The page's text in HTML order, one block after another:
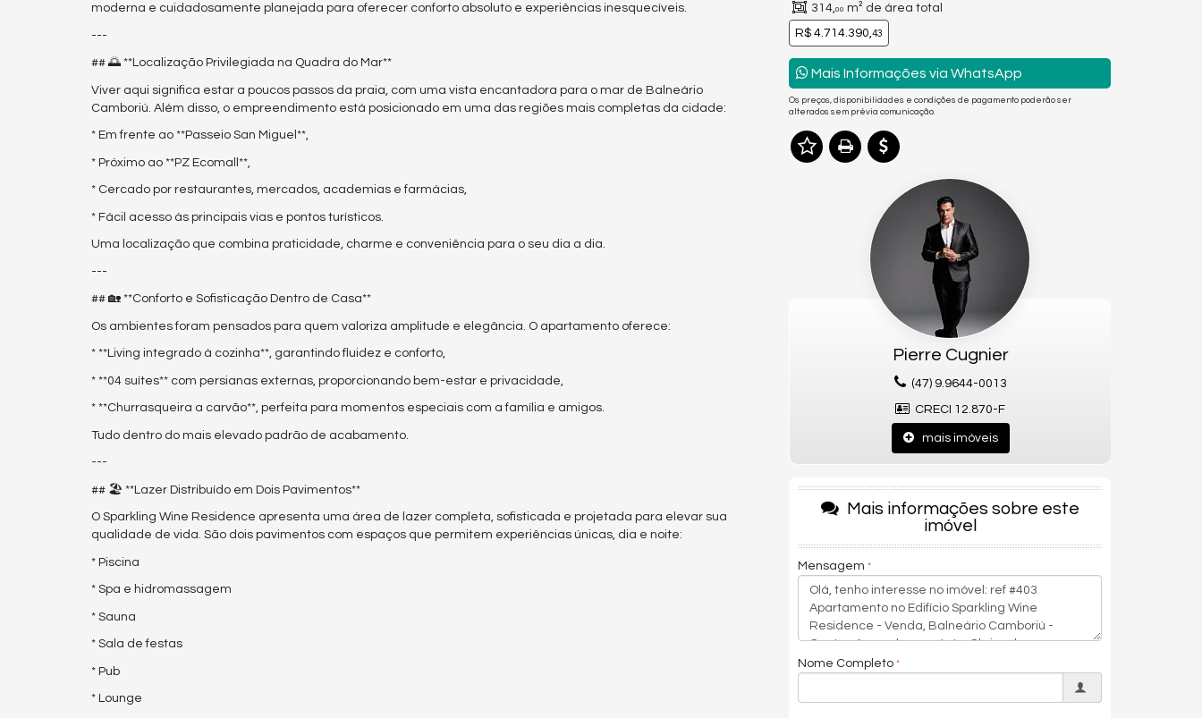
moderna e cuidadosamente planejada para oferecer conforto absoluto e experiências inesquecíveis.
---
## 🌅 **Localização Privilegiada na Quadra do Mar**
Viver aqui significa estar a poucos passos da praia, com uma vista encantadora para o mar de Balneário
Camboriú. Além disso, o empreendimento está posicionado em uma das regiões mais completas da cidade:
* Em frente ao **Passeio San Miguel**,
* Próximo ao **PZ Ecomall**,
* Cercado por restaurantes, mercados, academias e farmácias,
* Fácil acesso às principais vias e pontos turísticos.
Uma localização que combina praticidade, charme e conveniência para o seu dia a dia.
---
## 🏡 **Conforto e Sofisticação Dentro de Casa**
Os ambientes foram pensados para quem valoriza amplitude e elegância. O apartamento oferece:
* **Living integrado à cozinha**, garantindo fluidez e conforto,
* **04 suítes** com persianas externas, proporcionando bem-estar e privacidade,
* **Churrasqueira a carvão**, perfeita para momentos especiais com a família e amigos.
Tudo dentro do mais elevado padrão de acabamento.
---
## 🏖️ **Lazer Distribuído em Dois Pavimentos**
O Sparkling Wine Residence apresenta uma área de lazer completa, sofisticada e projetada para elevar sua
qualidade de vida. São dois pavimentos com espaços que permitem experiências únicas, dia e noite:
* Piscina
* Spa e hidromassagem
* Sauna
* Sala de festas
* Pub
* Lounge
314,00 m² de área total
R$ 4.714.390,43
Mais Informações via WhatsApp
Os preços, disponibilidades e condições de pagamento poderão ser
alterados sem prévia comunicação.
Pierre Cugnier
(47) 9.9644-0013
CRECI 12.870-F
mais imóveis
Mais informações sobre este
imóvel
Mensagem
Nome Completo